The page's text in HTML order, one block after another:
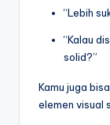
“Lebih
“Kalau
solid?”
Kamu juga
elemen visual